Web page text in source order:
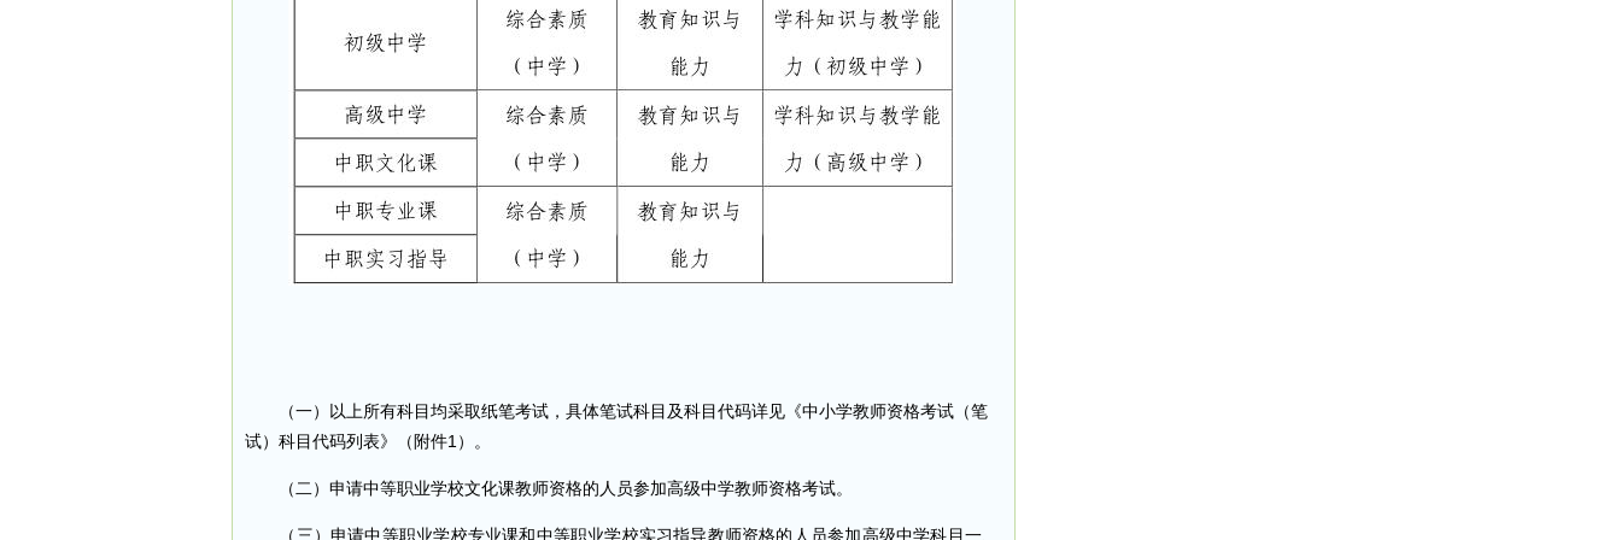
（一）以上所有科目均采取纸笔考试，具体笔试科目及科目代码详见《中小学教师资格考试（笔
试）科目代码列表》（附件1）。
（二）申请中等职业学校文化课教师资格的人员参加高级中学教师资格考试。
（三）申请中等职业学校专业课和中等职业学校实习指导教师资格的人员参加高级中学科目一、